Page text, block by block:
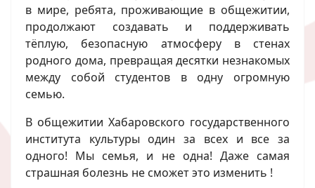
в мире, ребята, проживающие в общежитии,
продолжают создавать и поддерживать
тёплую, безопасную атмосферу в стенах
родного дома, превращая десятки незнакомых
между собой студентов в одну огромную
семью.
В общежитии Хабаровского государственного
института культуры один за всех и все за
одного! Мы семья, и не одна! Даже самая
страшная болезнь не сможет это изменить !